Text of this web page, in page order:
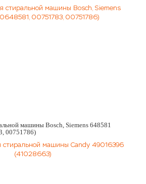
машины Bosch, Siemens 648581
00751786)